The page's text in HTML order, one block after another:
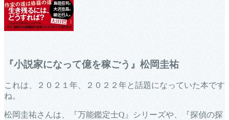
『小説家になって億を稼ごう』松岡圭祐
これは、２０２１年、２０２２年と話題になっていた本です
ね。
松岡圭祐さんは、『万能鑑定士Q』シリーズや、『探偵の探